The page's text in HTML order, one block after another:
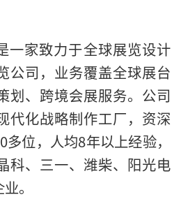
一家致力于全球展览设计
公司，业务覆盖全球展台
划、跨境会展服务。公司
代化战略制作工厂，资深
位，人均8年以上经验，
科、三一、潍柴、阳光电
。